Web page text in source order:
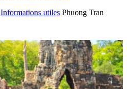
Informations utiles Phuong Tran